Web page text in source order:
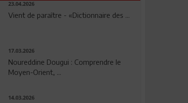
23.04.2026
Vient de paraître - «Dictionnaire des ...
17.03.2026
Noureddine Dougui : Comprendre le
Moyen-Orient, ...
14.03.2026